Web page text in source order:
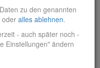
zu den genannten
oder alles ablehnen.
- auch später noch -
Einstellungen" ändern